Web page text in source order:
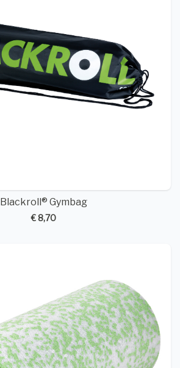
Blackroll® Gymbag
€ 8,70